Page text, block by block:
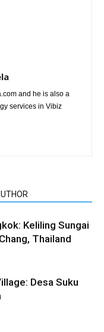
and he is also a
services in Vibiz
Keliling Sungai
Thailand
Desa Suku